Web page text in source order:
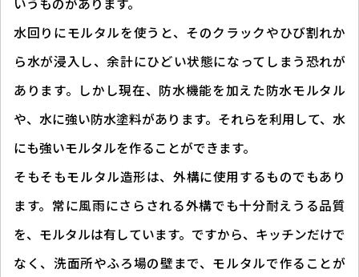
水回りにモルタルを使うと、そのクラックやひび割れか
ら水が浸入し、余計にひどい状態になってしまう恐れが
あります。しかし現在、防水機能を加えた防水モルタル
や、水に強い防水塗料があります。それらを利用して、水
にも強いモルタルを作ることができます。
そもそもモルタル造形は、外構に使用するものでもあり
ます。常に風雨にさらされる外構でも十分耐えうる品質
を、モルタルは有しています。ですから、キッチンだけで
なく、洗面所やふろ場の壁まで、モルタルで作ることが